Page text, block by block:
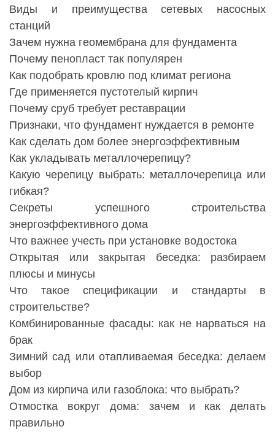
Виды и преимущества сетевых насосных
станций
Зачем нужна геомембрана для фундамента
Почему пенопласт так популярен
Как подобрать кровлю под климат региона
Где применяется пустотелый кирпич
Почему сруб требует реставрации
Признаки, что фундамент нуждается в ремонте
Как сделать дом более энергоэффективным
Как укладывать металлочерепицу?
Какую черепицу выбрать: металлочерепица или
гибкая?
Секреты успешного строительства
энергоэффективного дома
Что важнее учесть при установке водостока
Открытая или закрытая беседка: разбираем
плюсы и минусы
Что такое спецификации и стандарты в
строительстве?
Комбинированные фасады: как не нарваться на
брак
Зимний сад или отапливаемая беседка: делаем
выбор
Дом из кирпича или газоблока: что выбрать?
Отмостка вокруг дома: зачем и как делать
правильно